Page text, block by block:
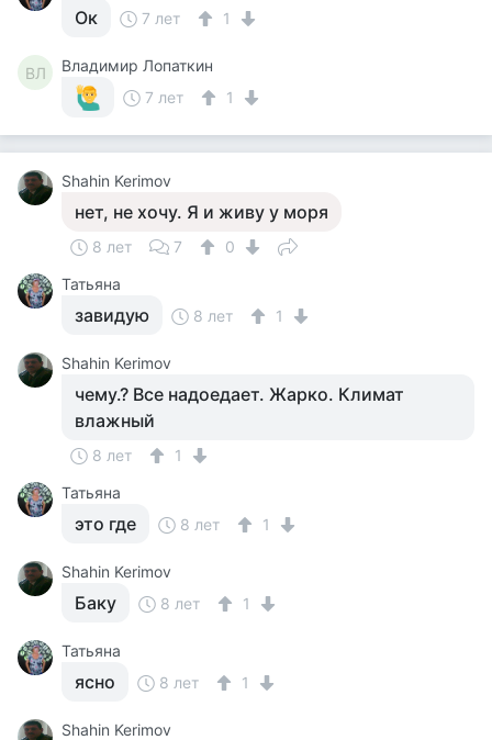
Ок 7 лет 1
ВЛ
Владимир Лопаткин
7 лет
1
Shahin Kerimov
нет, не хочу. Я и живу у моря
8 лет 7
0
Татьяна
завидую 8 лет 1
Shahin Kerimov
чему.? Все надоедает. Жарко. Климат
влажный
8 лет
1
Татьяна
это где 8 лет 1
Shahin Kerimov
Баку 8 лет 1
Татьяна
ясно 8 лет 1
Shahin Kerimov